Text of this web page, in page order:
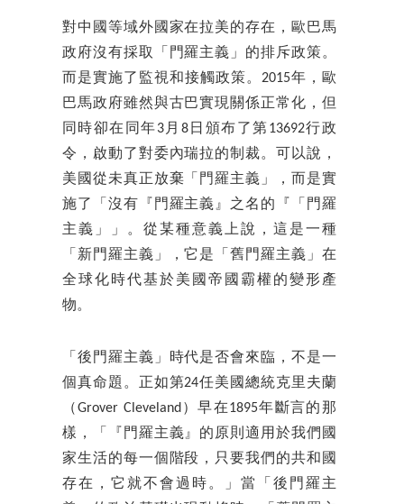
對中國等域外國家在拉美的存在，歐巴馬
政府沒有採取「門羅主義」的排斥政策。
而是實施了監視和接觸政策。2015年，歐
巴馬政府雖然與古巴實現關係正常化，但
同時卻在同年3月8日頒布了第13692行政
令，啟動了對委內瑞拉的制裁。可以說，
美國從未真正放棄「門羅主義」，而是實
施了「沒有『門羅主義』之名的『「門羅
主義」」。從某種意義上說，這是一種
「新門羅主義」，它是「舊門羅主義」在
全球化時代基於美國帝國霸權的變形產
物。
「後門羅主義」時代是否會來臨，不是一
個真命題。正如第24任美國總統克里夫蘭
（Grover Cleveland）早在1895年斷言的那
樣，「『門羅主義』的原則適用於我們國
家生活的每一個階段，只要我們的共和國
存在，它就不會過時。」當「後門羅主